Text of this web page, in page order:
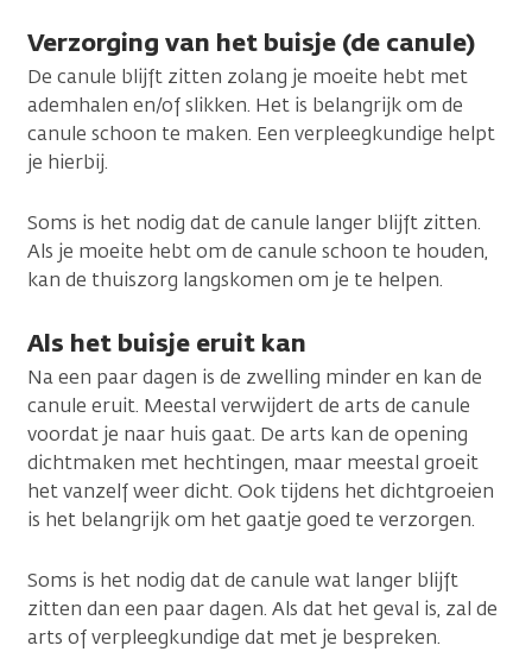
Verzorging van het buisje (de canule)
De canule blijft zitten zolang je moeite hebt met
ademhalen en/of slikken. Het is belangrijk om de
canule schoon te maken. Een verpleegkundige helpt
je hierbij.
Soms is het nodig dat de canule langer blijft zitten.
Als je moeite hebt om de canule schoon te houden,
kan de thuiszorg langskomen om je te helpen.
Als het buisje eruit kan
Na een paar dagen is de zwelling minder en kan de
canule eruit. Meestal verwijdert de arts de canule
voordat je naar huis gaat. De arts kan de opening
dichtmaken met hechtingen, maar meestal groeit
het vanzelf weer dicht. Ook tijdens het dichtgroeien
is het belangrijk om het gaatje goed te verzorgen.
Soms is het nodig dat de canule wat langer blijft
zitten dan een paar dagen. Als dat het geval is, zal de
arts of verpleegkundige dat met je bespreken.